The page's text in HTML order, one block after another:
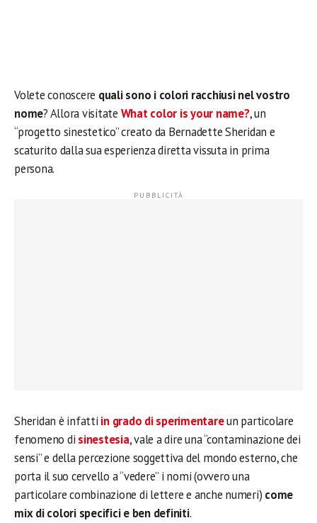
Volete conoscere quali sono i colori racchiusi nel vostro
nome? Allora visitate What color is your name?, un
“progetto sinestetico” creato da Bernadette Sheridan e
scaturito dalla sua esperienza diretta vissuta in prima
persona.
Sheridan è infatti in grado di sperimentareun particolare
fenomeno di sinestesia, vale a dire una “contaminazione dei
sensi” e della percezione soggettiva del mondo esterno, che
porta il suo cervello a “vedere” i nomi (ovvero una
particolare combinazione di lettere e anche numeri) come
mix di colori specifici e ben definiti.